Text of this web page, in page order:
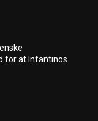
for at Infantinos